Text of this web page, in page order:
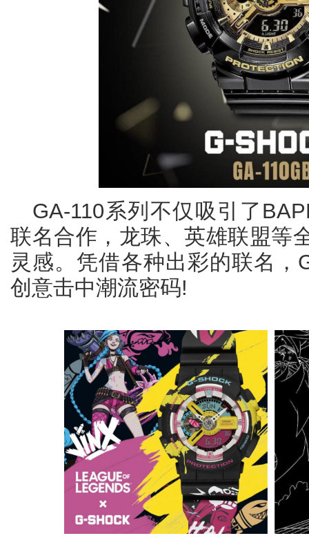
GA-110系列不仅吸引了
联名合作，龙珠、英雄联盟等
灵感。凭借各种出彩的联名，
创意击中潮流密码!